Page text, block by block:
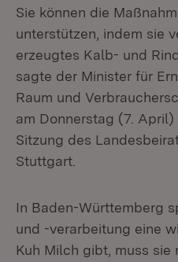
Sie können die
unterstützen, indem sie
erzeugtes Kalb- und
sagte der Minister für
Raum und
am Donnerstag (7. April)
Sitzung des
Stuttgart.
In Baden-Württemberg
und -verarbeitung eine
Kuh Milch gibt, muss sie